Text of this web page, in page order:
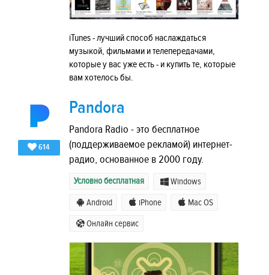
iTunes - лучший способ наслаждаться
музыкой, фильмами и телепередачами,
которые у вас уже есть - и купить те, которые
вам хотелось бы.
614
Pandora
Pandora Radio - это бесплатное
(поддерживаемое рекламой) интернет-
радио, основанное в 2000 году.
Условно бесплатная Windows
Android iPhone Mac OS
Онлайн сервис